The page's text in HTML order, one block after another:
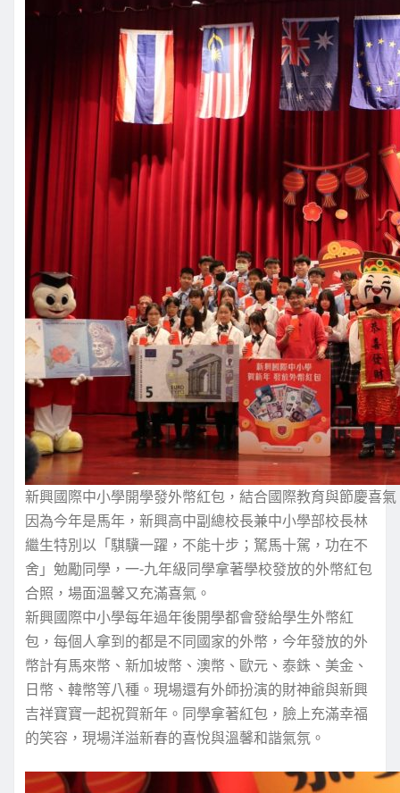
新興國際中小學開學發外幣紅包，結合國際教育與節慶喜氣
因為今年是馬年，新興高中副總校長兼中小學部校長林
繼生特別以「騏驥一躍，不能十步；駑馬十駕，功在不
舍」勉勵同學，一-九年級同學拿著學校發放的外幣紅包
合照，場面溫馨又充滿喜氣。
新興國際中小學每年過年後開學都會發給學生外幣紅
包，每個人拿到的都是不同國家的外幣，今年發放的外
幣計有馬來幣、新加坡幣、澳幣、歐元、泰銖、美金、
日幣、韓幣等八種。現場還有外師扮演的財神爺與新興
吉祥寶寶一起祝賀新年。同學拿著紅包，臉上充滿幸福
的笑容，現場洋溢新春的喜悅與溫馨和諧氣氛。